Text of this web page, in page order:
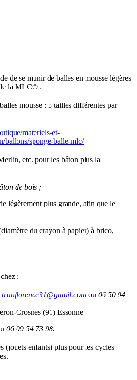
de se munir de balles en mousse légères
la MLC© :
mousse : 3 tailles différentes par
materiels-et-
ballons/sponge-balle-mlc/
etc. pour lesbâton plus la
de bois ;
légèrement plus grande, afin que le
du crayon à papier) à brico,
:
tranflorence31@gmail.com ou 06 50 94
Crosnes (91) Essonne
06 09 54 73 98.
(jouets enfants) plus pour les cycles